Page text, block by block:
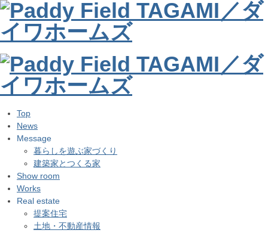
Top
News
Message
暮らしを遊ぶ家づくり
建築家とつくる家
Show room
Works
Real estate
提案住宅
土地・不動産情報